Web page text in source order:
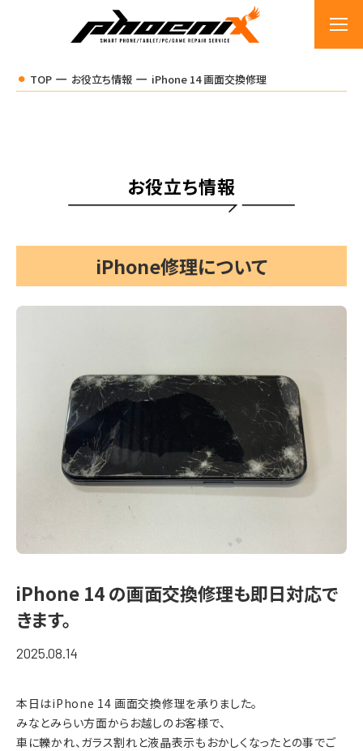
TOP お役立ち情報 iPhone 14 画面交換修理
お役立ち情報
iPhone修理について
iPhone 14 の画面交換修理も即日対応で
きます。
2025.08.14
本日はiPhone 14 画面交換修理を承りました。
みなとみらい方面からお越しのお客様で、
車に轢かれ、ガラス割れと液晶表示もおかしくなったとの事でご